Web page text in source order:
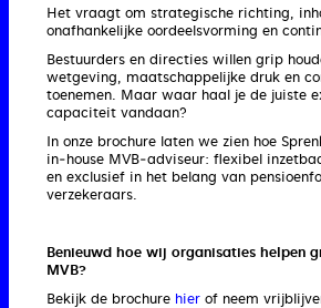
Het vraagt om strategische richting,
onafhankelijke oordeelsvorming en
Bestuurders en directies willen grip
wetgeving, maatschappelijke druk en
toenemen. Maar waar haal je de juiste
capaciteit vandaan?
In onze brochure laten we zien hoe
in‑house MVB‑adviseur: flexibel
en exclusief in het belang van
verzekeraars.
Benieuwd hoe wij organisaties helpen
MVB?
Bekijk de brochure hier of neem